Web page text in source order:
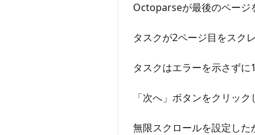
Octoparseが最後のページ
タスクが2ページ目をスク
タスクはエラーを示さず
「次へ」ボタンをクリッ
無限スクロールを設定し